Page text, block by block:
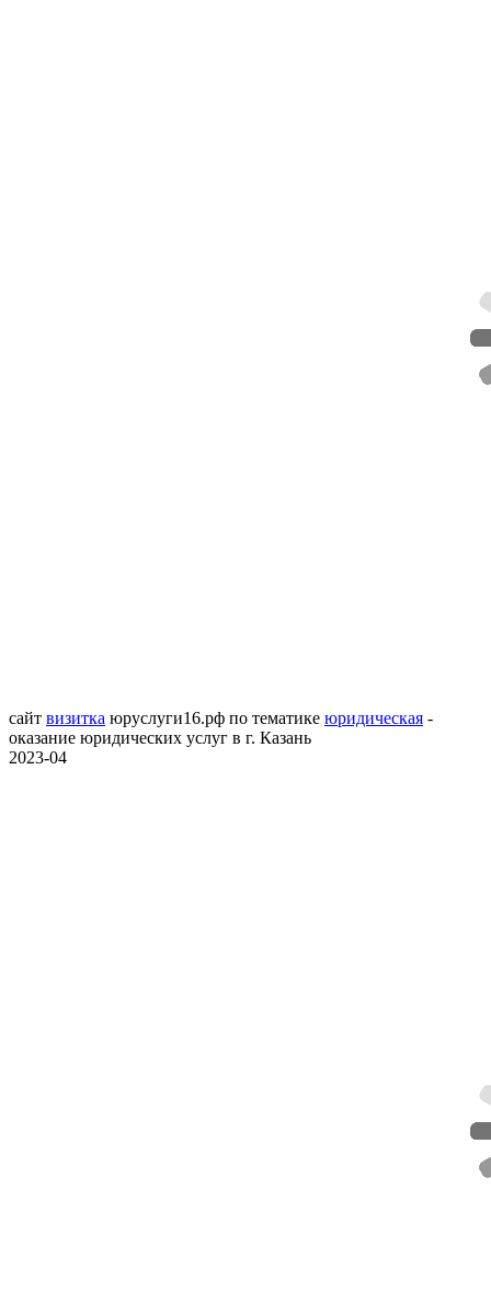
сайт визитка юруслуги16.рф по тематике юридическая -
оказание юридических услуг в г. Казань
2023-04